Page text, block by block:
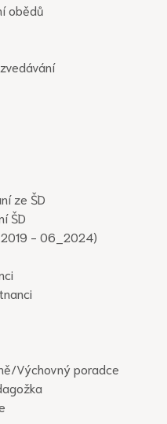
obědů
ze ŠD
ŠD
- 06_2024)
Výchovný poradce